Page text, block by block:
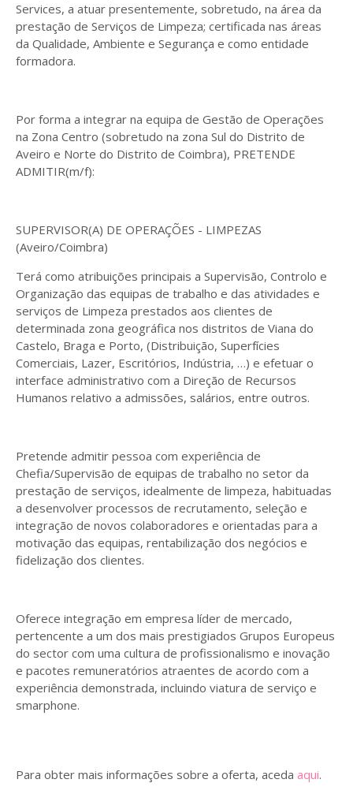
Services, a atuar presentemente, sobretudo, na área da
prestação de Serviços de Limpeza; certificada nas áreas
da Qualidade, Ambiente e Segurança e como entidade
formadora.
Por forma a integrar na equipa de Gestão de Operações
na Zona Centro (sobretudo na zona Sul do Distrito de
Aveiro e Norte do Distrito de Coimbra), PRETENDE
ADMITIR(m/f):
SUPERVISOR(A) DE OPERAÇÕES - LIMPEZAS
(Aveiro/Coimbra)
Terá como atribuições principais a Supervisão, Controlo e
Organização das equipas de trabalho e das atividades e
serviços de Limpeza prestados aos clientes de
determinada zona geográfica nos distritos de Viana do
Castelo, Braga e Porto, (Distribuição, Superfícies
Comerciais, Lazer, Escritórios, Indústria, …) e efetuar o
interface administrativo com a Direção de Recursos
Humanos relativo a admissões, salários, entre outros.
Pretende admitir pessoa com experiência de
Chefia/Supervisão de equipas de trabalho no setor da
prestação de serviços, idealmente de limpeza, habituadas
a desenvolver processos de recrutamento, seleção e
integração de novos colaboradores e orientadas para a
motivação das equipas, rentabilização dos negócios e
fidelização dos clientes.
Oferece integração em empresa líder de mercado,
pertencente a um dos mais prestigiados Grupos Europeus
do sector com uma cultura de profissionalismo e inovação
e pacotes remuneratórios atraentes de acordo com a
experiência demonstrada, incluindo viatura de serviço e
smarphone.
Para obter mais informações sobre a oferta, aceda aqui.